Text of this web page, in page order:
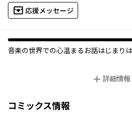
応援メッセージ
音楽の世界での心温まるお話はじまりは
詳細情報
コミックス情報